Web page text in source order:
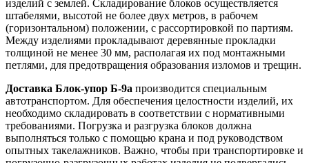
изделий с землей. Складирование блоков осуществляется
штабелями, высотой не более двух метров, в рабочем
(горизонтальном) положении, с рассортировкой по партиям.
Между изделиями прокладывают деревянные прокладки
толщиной не менее 30 мм, располагая их под монтажными
петлями, для предотвращения образования изломов и трещин.
Доставка Блок-упор Б-9а производится специальным
автотранспортом. Для обеспечения целостности изделий, их
необходимо складировать в соответствии с нормативными
требованиями. Погрузка и разгрузка блоков должна
выполняться только с помощью крана и под руководством
опытных такелажников. Важно, чтобы при транспортировке и